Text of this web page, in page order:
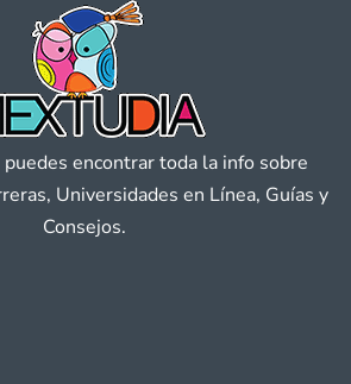
puedes encontrar toda la info sobre
Universidades en Línea, Guías y
Consejos.